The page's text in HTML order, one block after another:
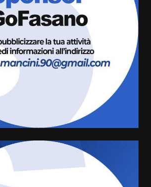
Fasanese ferito a colpi di arma
da fuoco
6 Agosto 2026 18:13
Carta d’identità: continua il piano
di aperture straordinarie del
Comune di Fasano
cittadina di Fratelli d’Italia,
pronta a tornare in Consiglio
comunale
6 Agosto 2026 08:00